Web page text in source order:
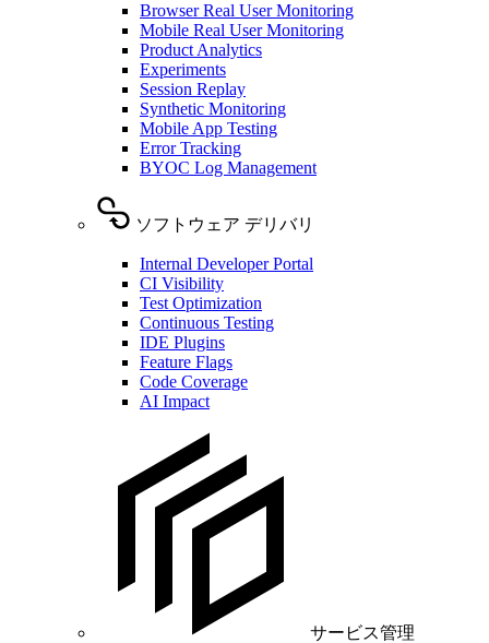
Browser Real User Monitoring
Mobile Real User Monitoring
Product Analytics
Experiments
Session Replay
Synthetic Monitoring
Mobile App Testing
Error Tracking
BYOC Log Management
ソフトウェア デリバリ
Internal Developer Portal
CI Visibility
Test Optimization
Continuous Testing
IDE Plugins
Feature Flags
Code Coverage
AI Impact
サービス管理